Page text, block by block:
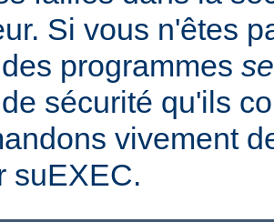
Si vous n'êtes
programmes
sécurité qu'ils
vivement
suEXEC.